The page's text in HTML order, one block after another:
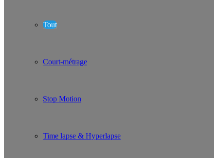
Tout
Court-métrage
Stop Motion
Time lapse & Hyperlapse